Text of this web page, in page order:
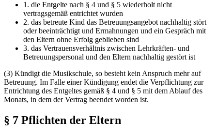
1. die Entgelte nach § 4 und § 5 wiederholt nicht
vertragsgemäß entrichtet wurden
2. das betreute Kind das Betreuungsangebot nachhaltig stört
oder beeinträchtigt und Ermahnungen und ein Gespräch mit
den Eltern ohne Erfolg geblieben sind
3. das Vertrauensverhältnis zwischen Lehrkräften- und
Betreuungspersonal und den Eltern nachhaltig gestört ist
(3) Kündigt die Musikschule, so besteht kein Anspruch mehr auf
Betreuung. Im Falle einer Kündigung endet die Verpflichtung zur
Entrichtung des Entgeltes gemäß § 4 und § 5 mit dem Ablauf des
Monats, in dem der Vertrag beendet worden ist.
§ 7 Pflichten der Eltern